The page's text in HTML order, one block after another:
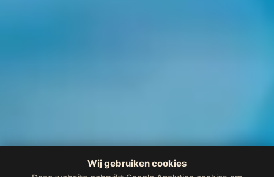
Wij gebruiken cookies